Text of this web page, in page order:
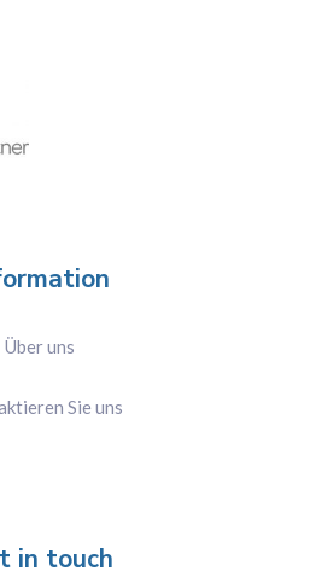
Über uns
Sie uns
in touch